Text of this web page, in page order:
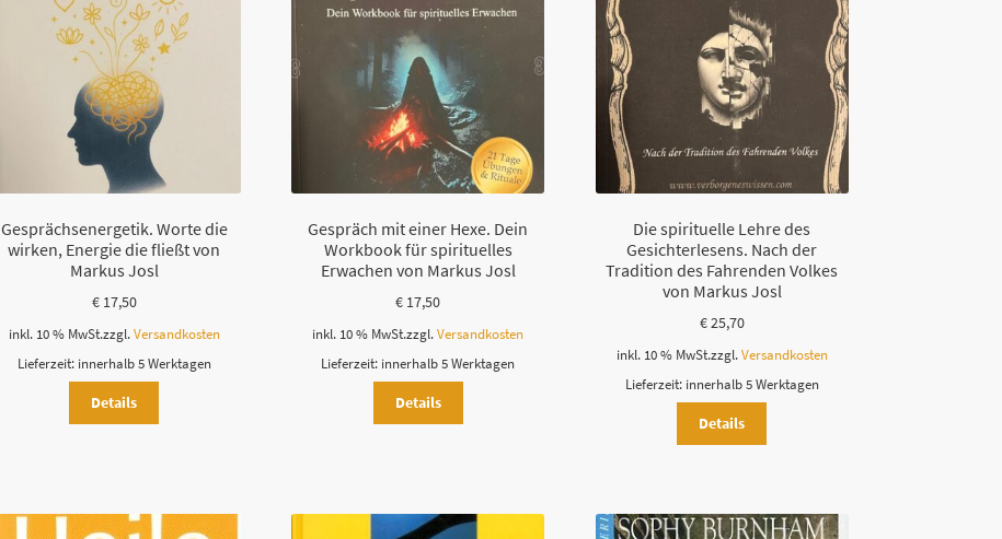
Gesprächsenergetik. Worte die
wirken, Energie die fließt von
Markus Josl
€17,50
inkl. 10 % MwSt.zzgl. Versandkosten
Lieferzeit: innerhalb 5 Werktagen
Details
Gespräch mit einer Hexe. Dein
Workbook für spirituelles
Erwachen von Markus Josl
€ 17,50
inkl. 10 % MwSt.zzgl.Versandkosten
Lieferzeit: innerhalb 5 Werktagen
Details
Die spirituelle Lehre des
Gesichterlesens. Nach der
Tradition des Fahrenden Volkes
von Markus Josl
€25,70
inkl. 10 % MwSt.zzgl. Versandkosten
Lieferzeit: innerhalb 5 Werktagen
Details